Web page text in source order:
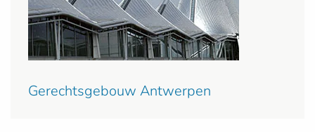
Gerechtsgebouw Antwerpen